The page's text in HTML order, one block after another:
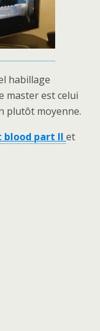
habillage
master est celui
plutôt moyenne.
blood part II et